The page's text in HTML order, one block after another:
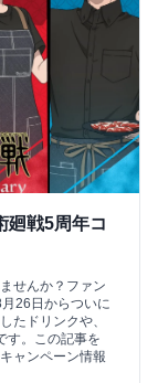
廻戦5周年コ
せんか？ファン
26日からついに
たドリンクや、
す。この記事を
ャンペーン情報